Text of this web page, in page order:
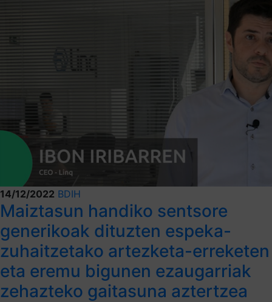
14/12/2022 BDIH
Maiztasun handiko sentsore
generikoak dituzten espeka-
zuhaitzetako artezketa-erreketen
eta eremu bigunen ezaugarriak
zehazteko gaitasuna aztertzea